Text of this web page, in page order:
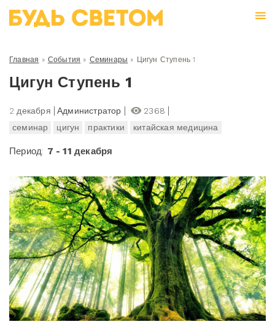
Главная » События » Семинары » Цигун Ступень 1
Цигун Ступень 1
2 декабря Администратор
2368
семинар
цигун практики китайская медицина
Период: 7 - 11 декабря